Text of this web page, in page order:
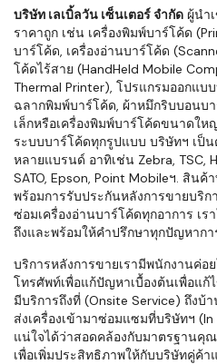
บริษัท เลเบิ้ลวัน เซ็นเตอร์ จำกัด ผู้นำ
ราคาถูก เช่น เครื่องพิมพ์บาร์โค้ด
บาร์โค้ด, เครื่องอ่านบาร์โค้ด
โค้ดไร้สาย (HandHeld Mobile
Thermal Printer), โปรแกรมออกแบ
ฉลากพิมพ์บาร์โค้ด, ผ้าหมึกริบบอนบ
เล็กหรือเครื่องพิมพ์บาร์โค้ดขนาดให
ระบบบาร์โค้ดทุกรูปแบบ บริษัทฯ เป็
หลายแบรนด์ อาทิเช่น Zebra, TSC,
SATO, Epson, Point Mobileฯ. สิน
พร้อมการรับประกันหลังการขายบริ
ซ่อมเครื่องอ่านบาร์โค้ดทุกอาการ เร
ถึงและพร้อมให้คำปรึกษาทุกปัญหาก
บริการหลังการขายเรามีพนักงานค่
โทรศัพท์เพื่อแก้ปัญหาเบื้องต้นเพื่อแ
มีบริการถึงที่ (Onsite Service) ถึงบ้
ส่งเครื่องเข้ามาซ่อมแซมที่บริษัทฯ
แน่ใจได้ว่าสอดคล้องกับมาตรฐานคุ
เพื่อเพิ่มประสิทธิภาพให้กับบริษัทคู่ค้า